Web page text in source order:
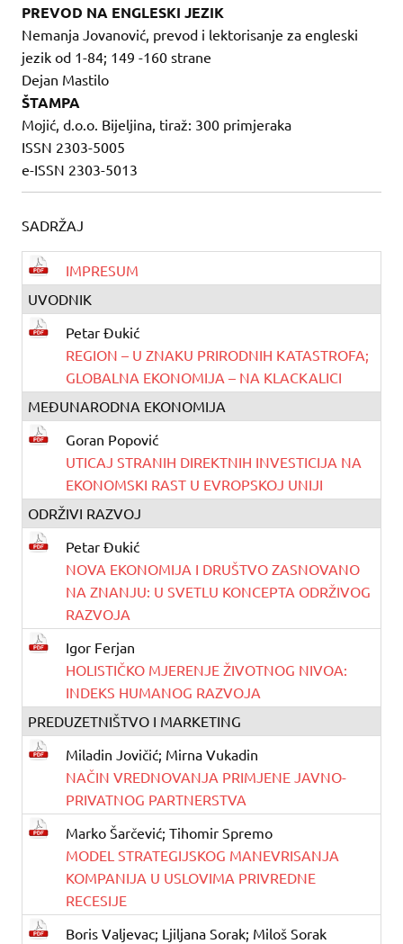
PREVOD NA ENGLESKI JEZIK
Nemanja Jovanović, prevod i lektorisanje za engleski
jezik od 1-84; 149 -160 strane
Dejan Mastilo
ŠTAMPA
Mojić, d.o.o. Bijeljina, tiraž: 300 primjeraka
ISSN 2303-5005
e-ISSN 2303-5013
SADRŽAJ
IMPRESUM
UVODNIK
Petar Đukić
REGION – U ZNAKU PRIRODNIH KATASTROFA;
GLOBALNA EKONOMIJA – NA KLACKALICI
MEĐUNARODNA EKONOMIJA
Goran Popović
UTICAJ STRANIH DIREKTNIH INVESTICIJA NA
EKONOMSKI RAST U EVROPSKOJ UNIJI
ODRŽIVI RAZVOJ
Petar Đukić
NOVA EKONOMIJA I DRUŠTVO ZASNOVANO
NA ZNANJU: U SVETLU KONCEPTA ODRŽIVOG
RAZVOJA
Igor Ferjan
HOLISTIČKO MJERENJE ŽIVOTNOG NIVOA:
INDEKS HUMANOG RAZVOJA
PREDUZETNIŠTVO I MARKETING
Miladin Jovičić; Mirna Vukadin
NAČIN VREDNOVANJA PRIMJENE JAVNO-
PRIVATNOG PARTNERSTVA
Marko Šarčević; Tihomir Spremo
MODEL STRATEGIJSKOG MANEVRISANJA
KOMPANIJA U USLOVIMA PRIVREDNE
RECESIJE
Boris Valjevac; Ljiljana Sorak; Miloš Sorak